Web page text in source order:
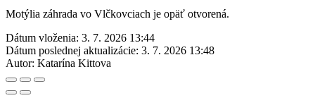
Motýlia záhrada vo Vlčkovciach je opäť otvorená.
Dátum vloženia: 3. 7. 2026 13:44
Dátum poslednej aktualizácie: 3. 7. 2026 13:48
Autor: Katarína Kittova